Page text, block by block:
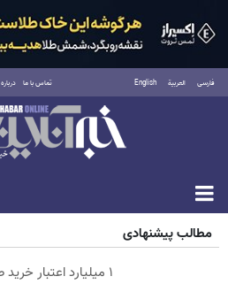
فارسی العربية English تماس با ما
جمعه ۱۶ مرداد ۱۴۰۵
مطالب پیشنهادی
۱ میلیارد اعتبار خرید طلا | بدون ضامن و چک